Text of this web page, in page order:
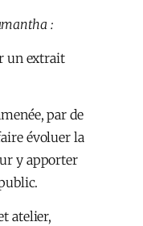
:
un extrait
par de
évoluer la
y apporter
atelier,